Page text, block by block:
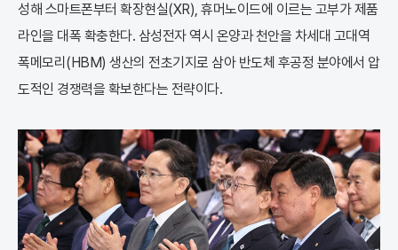
성해 스마트폰부터 확장현실(XR), 휴머노이드에 이르는 고부가 제품
라인을 대폭 확충한다. 삼성전자 역시 온양과 천안을 차세대 고대역
폭메모리(HBM) 생산의 전초기지로 삼아 반도체 후공정 분야에서 압
도적인 경쟁력을 확보한다는 전략이다.